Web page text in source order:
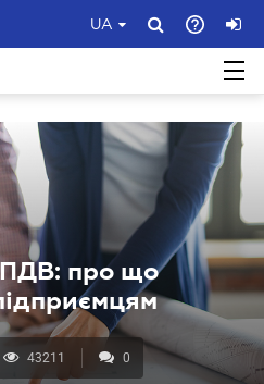
UA
ПДВ: про що
43211 0